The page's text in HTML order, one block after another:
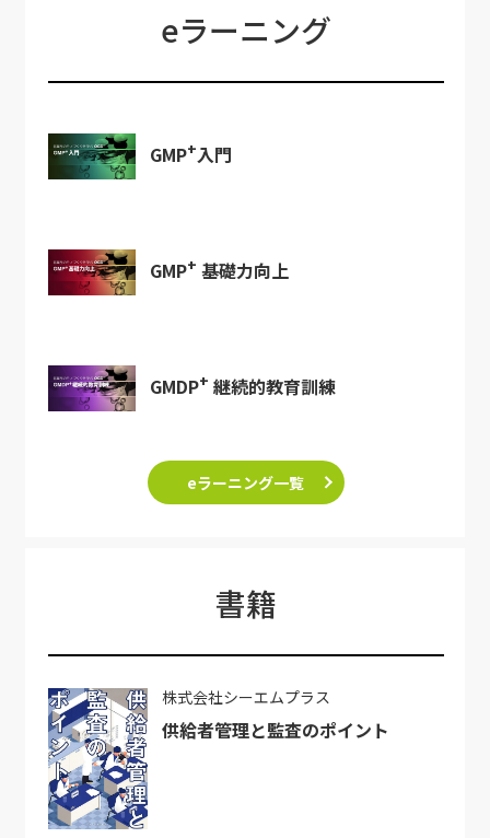
eラーニング
GMP+入門
GMP+ 基礎力向上
GMDP+ 継続的教育訓練
eラーニング一覧
書籍
株式会社シーエムプラス
供給者管理と監査のポイント